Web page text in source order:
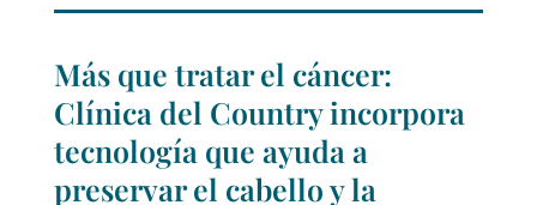
Más que tratar el cáncer:
Clínica del Country incorpora
tecnología que ayuda a
preservar el cabello y la